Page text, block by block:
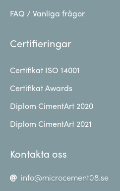
FAQ / Vanliga frågor
Certifieringar
Certifikat ISO 14001
Certifikat Awards
Diplom CimentArt 2020
Diplom CimentArt 2021
Kontakta oss
info@microcement08.se